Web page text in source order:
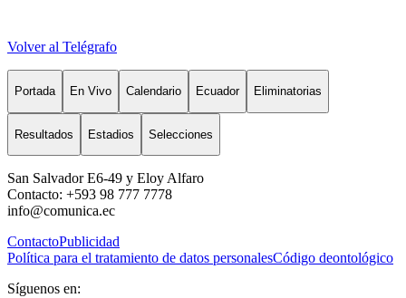
Volver al Telégrafo
Portada En Vivo Calendario Ecuador Eliminatorias
Resultados Estadios Selecciones
San Salvador E6-49 y Eloy Alfaro
Contacto: +593 98 777 7778
info@comunica.ec
ContactoPublicidad
Política para el tratamiento de datos personalesCódigo deontológico
Síguenos en: